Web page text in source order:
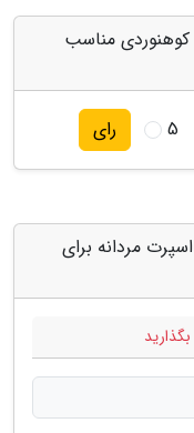
کوهنوردی مناسب
5 رای
مردانه برای